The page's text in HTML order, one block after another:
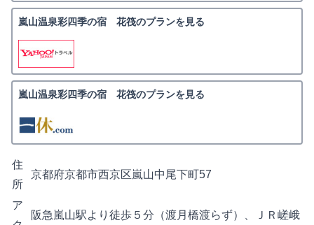
嵐山温泉彩四季の宿 花筏のプランを見る
嵐山温泉彩四季の宿 花筏のプランを見る
住
所
京都府京都市西京区嵐山中尾下町57
ア
阪急嵐山駅より徒歩５分（渡月橋渡らず）、ＪＲ嵯峨